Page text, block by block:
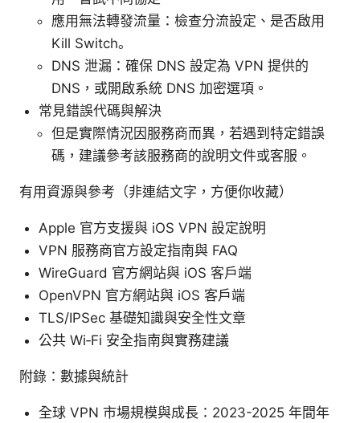
應用無法轉發流量：檢查分流設定、是否啟用
Kill Switch。
DNS 泄漏：確保 DNS 設定為 VPN 提供的
DNS，或開啟系統 DNS 加密選項。
常見錯誤代碼與解決
但是實際情況因服務商而異，若遇到特定錯誤
碼，建議參考該服務商的說明文件或客服。
有用資源與參考（非連結文字，方便你收藏）
Apple 官方支援與 iOS VPN 設定說明
VPN 服務商官方設定指南與 FAQ
WireGuard 官方網站與 iOS 客户端
OpenVPN 官方網站與 iOS 客戶端
TLS/IPSec 基礎知識與安全性文章
公共 Wi‑Fi 安全指南與實務建議
附錄：數據與統計
全球 VPN 市場規模與成長：2023-2025 年間年